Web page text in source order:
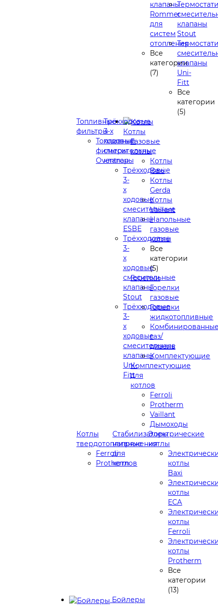
клапаны
Rommer
для
систем
отопления
Все
категории
(7)
клапаны
Stout
клапаны
Uni-
Fitt
Все
категории
(5)
Топливные
фильтры
Топливные
фильтры
Oventrop
Трёхходовые
3-х
ходовые
смесительные
клапаны
Трёхходовые
3-
х
ходовые
смесительные
клапаны
ESBE
Трёхходовые
3-
х
ходовые
смесительные
клапаны
Stout
Трёхходовые
3-
х
ходовые
смесительные
клапаны
Uni-
Fitt
Котлы
Газовые
котлы
Котлы
Baxi
Котлы
Gerda
Котлы
Vaillant
Напольные
газовые
котлы
Все
категории
(5)
Горелки
Горелки
газовые
Горелки
жидкотопливные
Комбинированные
газ/
дизель
Комплектующие
Комплектующие
для
котлов
Ferroli
Protherm
Vaillant
Дымоходы
Котлы
твердотопливные
Ferroli
Protherm
Стабилизаторы
напряжения
для
котлов
Электрические
котлы
котлы
Baxi
котлы
ECA
котлы
Ferroli
котлы
Protherm
Все
категории
(13)
Бойлеры